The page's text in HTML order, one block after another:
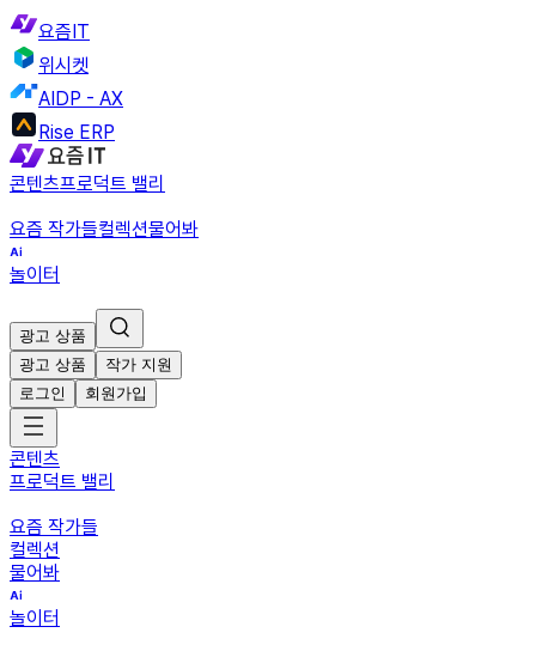
요즘IT
위시켓
AIDP - AX
Rise ERP
콘텐츠프로덕트 밸리
요즘 작가들컬렉션물어봐
놀이터
광고 상품
광고 상품
작가 지원
로그인
회원가입
콘텐츠
프로덕트 밸리
요즘 작가들
컬렉션
물어봐
놀이터